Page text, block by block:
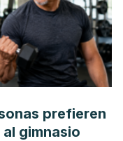
prefieren
gimnasio